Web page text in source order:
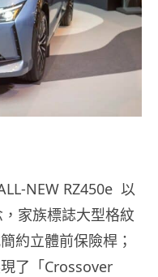
NEW RZ450e 以
家族標誌大型格紋
約立體前保險桿；
了「Crossover